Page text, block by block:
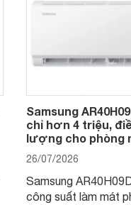
Samsung
chỉ hơn 4 triệu,
lượng cho phòng
26/07/2026
Samsung
công suất làm mát